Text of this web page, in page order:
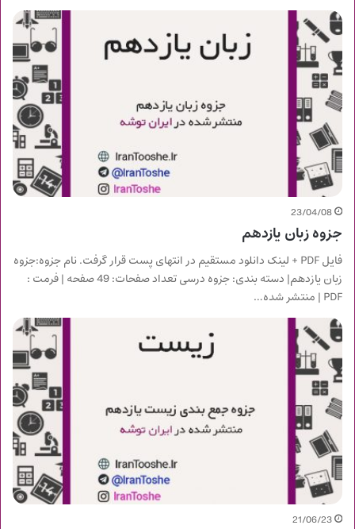
23/04/08
جزوه زبان یازدهم
فایل PDF + لینک دانلود مستقیم در انتهای پست قرار گرفت. نام جزوه:جزوه
زبان یازدهم| دسته بندی: جزوه درسی تعداد صفحات: 49 صفحه | فرمت :
PDF | منتشر شده…
21/06/23